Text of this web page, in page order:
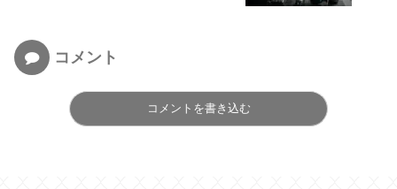
コメント
コメントを書き込む